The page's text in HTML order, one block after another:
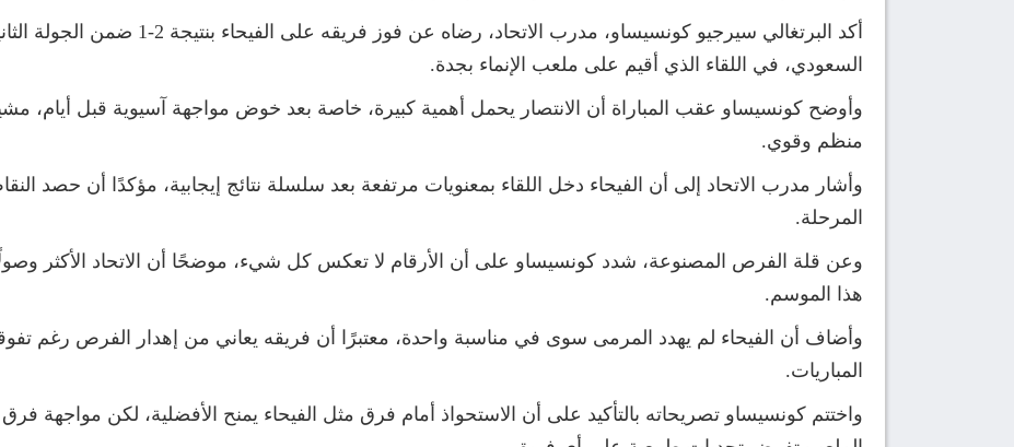
أكد البرتغالي سيرجيو كونسيساو، مدرب
السعودي، في اللقاء الذي أقيم على ملعب الإنماء بجدة.
وأوضح كونسيساو عقب المباراة أن الانتصار يحمل أهمية كبيرة، خاصة بعد خوض مواجهة آسيوية قبل أيام،
منظم وقوي.
وأشار مدرب الاتحاد إلى أن الفيحاء دخل اللقاء بمعنويات مرتفعة بعد سلسلة نتائج إيجابية، مؤكدًا أن حصد
المرحلة.
وعن قلة الفرص المصنوعة، شدد كونسيساو على أن الأرقام لا تعكس كل شيء، موضحًا أن الاتحاد الأكثر وصولًا
هذا الموسم.
وأضاف أن الفيحاء لم يهدد المرمى سوى في مناسبة واحدة، معتبرًا أن فريقه يعاني من إهدار الفرص رغم
المباريات.
واختتم كونسيساو تصريحاته بالتأكيد على أن الاستحواذ أمام فرق مثل الفيحاء يمنح الأفضلية، لكن